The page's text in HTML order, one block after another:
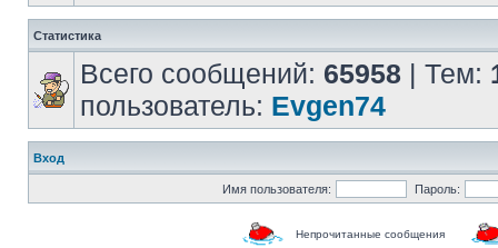
Статистика
Всего сообщений: 65958 | Тем:
пользователь: Evgen74
Вход
Имя пользователя: Пароль:
Непрочитанные сообщения